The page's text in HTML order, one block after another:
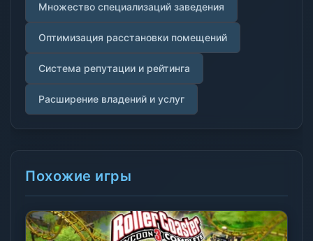
Множество специализаций заведения
Оптимизация расстановки помещений
Система репутации и рейтинга
Расширение владений и услуг
Похожие игры